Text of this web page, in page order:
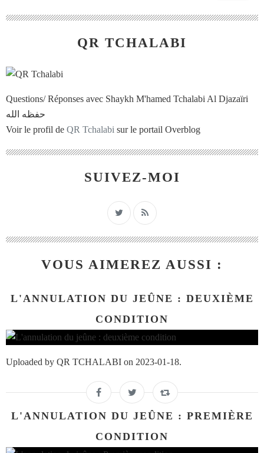
QR TCHALABI
Questions/ Réponses avec Shaykh M'hamed Tchalabi Al Djazaïri
حفظه الله
Voir le profil de QR Tchalabi sur le portail Overblog
SUIVEZ-MOI
VOUS AIMEREZ AUSSI :
L'ANNULATION DU JEÛNE : DEUXIÈME
CONDITION
Uploaded by QR TCHALABI on 2023-01-18.
L'ANNULATION DU JEÛNE : PREMIÈRE
CONDITION